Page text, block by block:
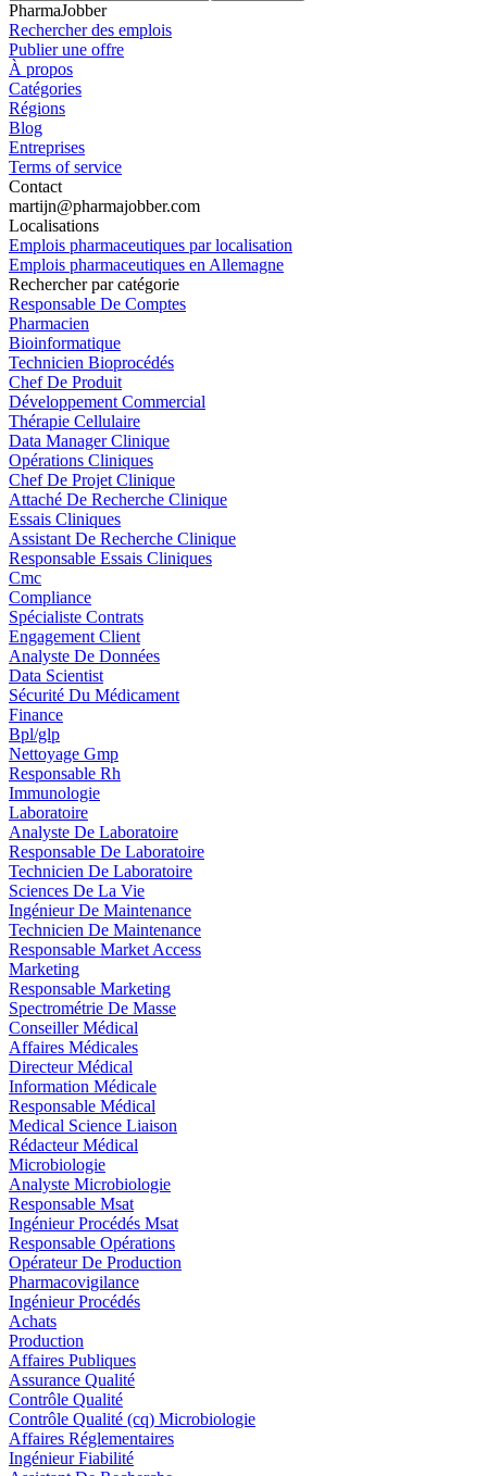
PharmaJobber
Rechercher des emplois
Publier une offre
À propos
Catégories
Régions
Blog
Entreprises
Terms of service
Contact
martijn@pharmajobber.com
Localisations
Emplois pharmaceutiques par localisation
Emplois pharmaceutiques en Allemagne
Rechercher par catégorie
Responsable De Comptes
Pharmacien
Bioinformatique
Technicien Bioprocédés
Chef De Produit
Développement Commercial
Thérapie Cellulaire
Data Manager Clinique
Opérations Cliniques
Chef De Projet Clinique
Attaché De Recherche Clinique
Essais Cliniques
Assistant De Recherche Clinique
Responsable Essais Cliniques
Cmc
Compliance
Spécialiste Contrats
Engagement Client
Analyste De Données
Data Scientist
Sécurité Du Médicament
Finance
Bpl/glp
Nettoyage Gmp
Responsable Rh
Immunologie
Laboratoire
Analyste De Laboratoire
Responsable De Laboratoire
Technicien De Laboratoire
Sciences De La Vie
Ingénieur De Maintenance
Technicien De Maintenance
Responsable Market Access
Marketing
Responsable Marketing
Spectrométrie De Masse
Conseiller Médical
Affaires Médicales
Directeur Médical
Information Médicale
Responsable Médical
Medical Science Liaison
Rédacteur Médical
Microbiologie
Analyste Microbiologie
Responsable Msat
Ingénieur Procédés Msat
Responsable Opérations
Opérateur De Production
Pharmacovigilance
Ingénieur Procédés
Achats
Production
Affaires Publiques
Assurance Qualité
Contrôle Qualité
Contrôle Qualité (cq) Microbiologie
Affaires Réglementaires
Ingénieur Fiabilité